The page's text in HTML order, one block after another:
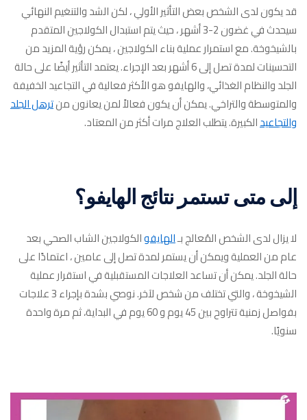
قد يكون لدى الشخص بعض التأثير الأولي ، لكن الشد والتنغيم النهائي
سيحدث في غضون 2-3 أشهر ، حيث يتم استبدال الكولاجين المتقدم
بالشيخوخة. مع استمرار عملية بناء الكولاجين ، يمكن رؤية المزيد من
التحسينات لمدة تصل إلى 6 أشهر بعد الإجراء. يعتمد التأثير أيضًا على حالة
الجلد والنظام الغذائي، والهايفو هو الأكثر فعالية في التجاعيد الخفيفة
والمتوسطة والتراخي. يمكن أن يكون فعالاً لمن يعانون منترهل الجلد
والتجاعيدالكبيرة. يتطلب العلاج مرات أكثر من المعتاد.
إلى متى تستمر نتائج الهايفو؟
لا يزال لدى الشخص المُعالج بـالهايفوالكولاجين الشاب الصحي بعد
عام من العملية ويمكن أن يستمر لمدة تصل إلى عامين ، اعتمادًا على
حالة الجلد. يمكن أن تساعد العلاجات المستقبلية في استقرار عملية
الشيخوخة ، والتي تختلف من شخص لآخر. نوصي بشدة بإجراء 3 علاجات
بفواصل زمنية تتراوح بين 45 يوم و 60 يوم في البداية، ثم مرة ​​واحدة
سنويًا.